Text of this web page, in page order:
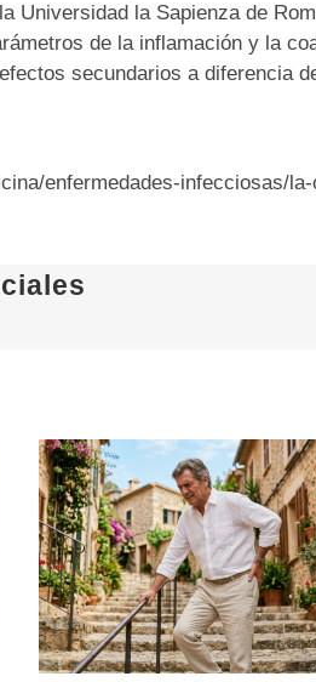
Universidad la Sapienza de
de la inflamación y la
secundarios a diferencia
enfermedades-infecciosas/